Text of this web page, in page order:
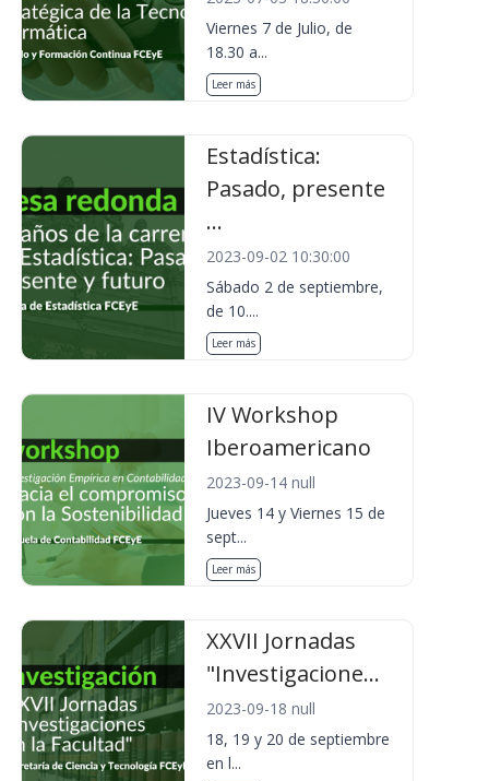
Viernes 7 de Julio, de
18.30 a...
Leer más
Estadística:
Pasado, presente
...
2023-09-02 10:30:00
Sábado 2 de septiembre,
de 10....
Leer más
IV Workshop
Iberoamericano
2023-09-14 null
Jueves 14 y Viernes 15 de
sept...
Leer más
XXVII Jornadas
"Investigacione...
2023-09-18 null
18, 19 y 20 de septiembre
en l...